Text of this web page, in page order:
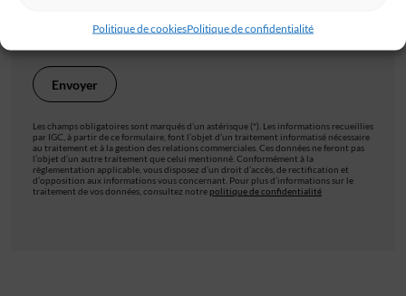
Politique de cookiesPolitique de confidentialité
confidentialité.
Les champs obligatoires sont marqués d’un astérisque (*). Les informations recueillies
par IGC, à partir de ce formulaire, font l’objet d’un traitement informatisé nécessaire
au traitement et à la gestion des relations commerciales. Ces données ne feront pas
l’objet d’un autre traitement que celui mentionné. Conformément à la
règlementation applicable, vous disposez d’un droit d’accès, de rectification et
d’opposition aux informations vous concernant. Pour plus d’informations sur le
traitement de vos données, consultez notre politique de confidentialité